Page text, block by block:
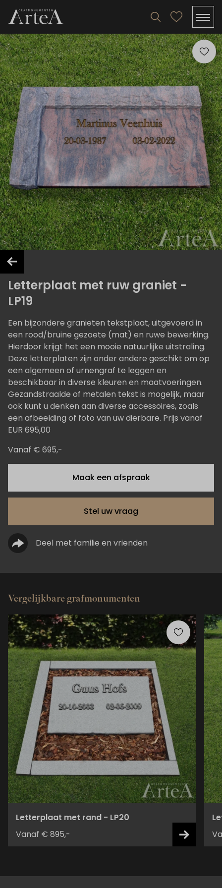
Letterplaat met ruw graniet -
LP19
Een bijzondere granieten tekstplaat, uitgevoerd in
een rood/bruine gezoete (mat) en ruwe bewerking.
Hierdoor krijgt het een mooie natuurlijke uitstraling.
Deze letterplaten zijn onder andere geschikt om op
een algemeen of urnengraf te leggen en
beschikbaar in diverse kleuren en maatvoeringen.
Gezandstraalde of metalen tekst is mogelijk, maar
ook kunt u denken aan diverse accessoires, zoals
een afbeelding of foto van uw dierbare. Prijs vanaf
EUR 695,00
Vanaf € 695,-
Maak een afspraak
Stel uw vraag
Deel met familie en vrienden
Vergelijkbare grafmonumenten
Letterplaat met rand - LP20
Vanaf € 895,-